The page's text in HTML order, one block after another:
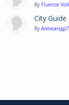
By Fluence
City
By